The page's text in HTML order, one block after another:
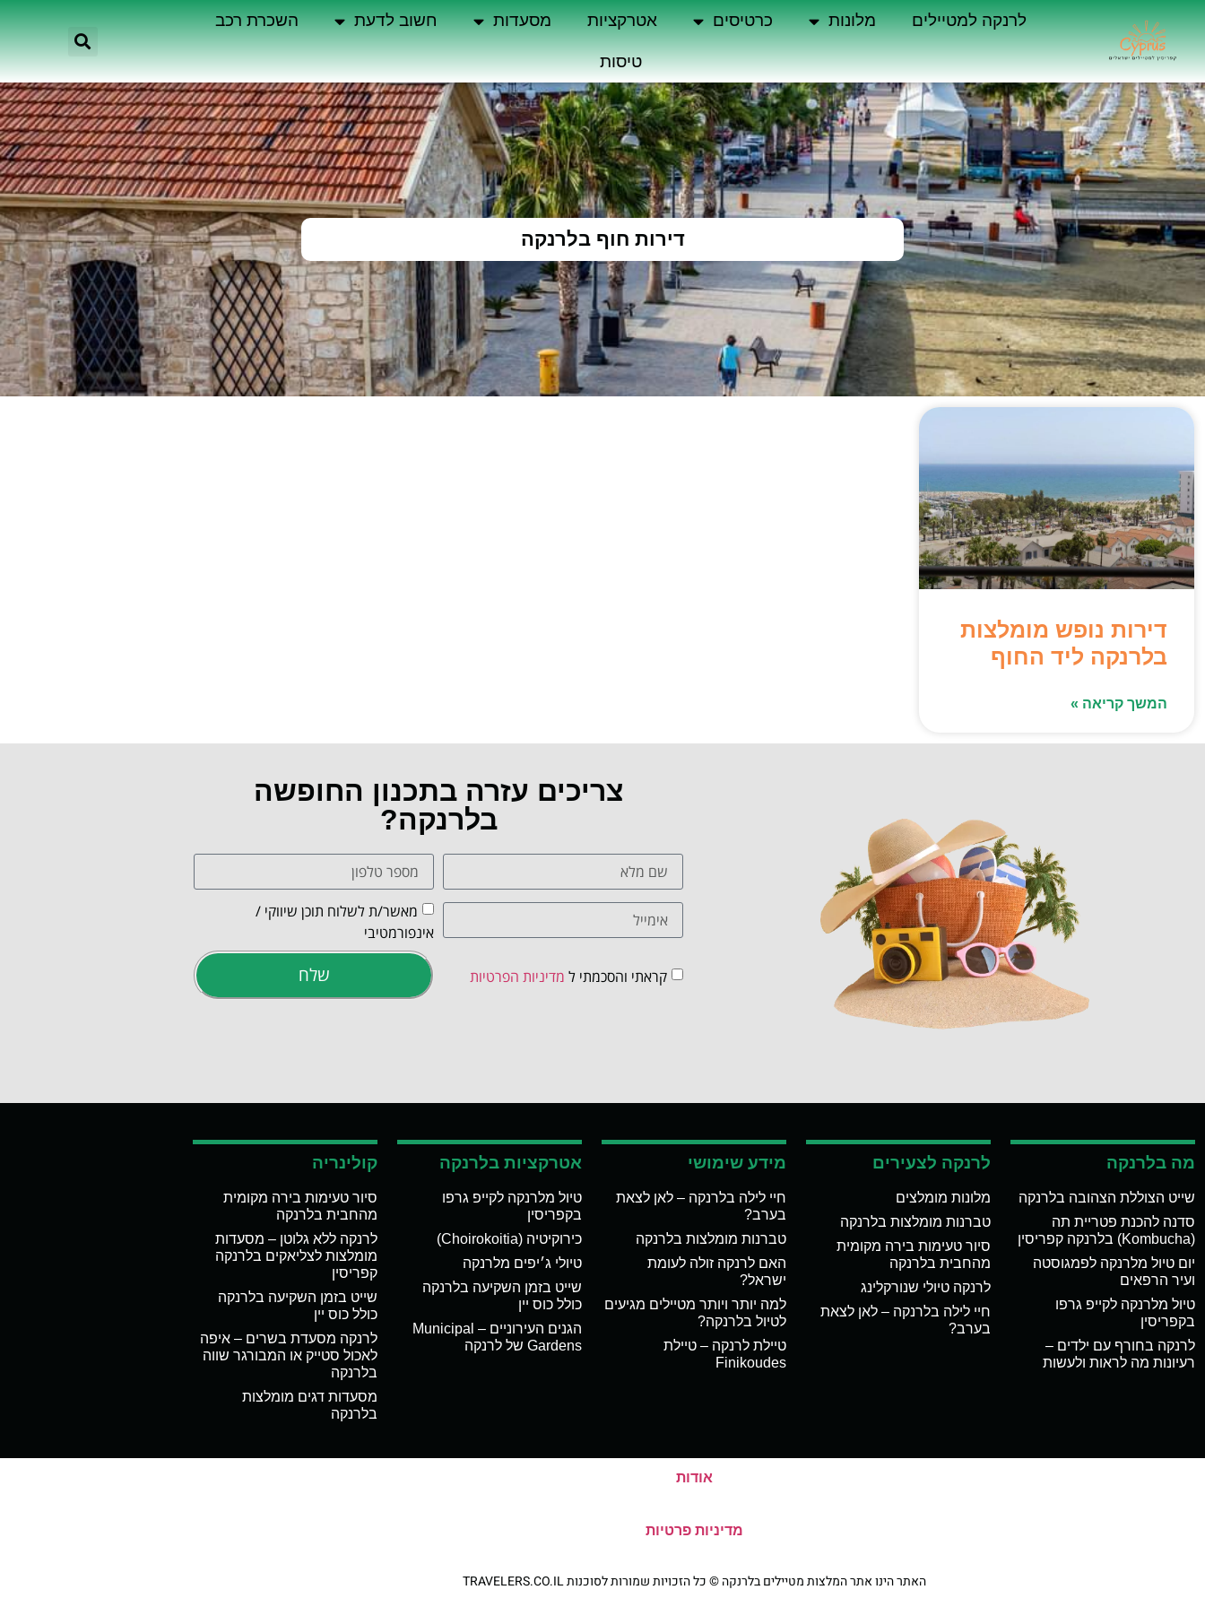
לרנקה למטיילים מלונות כרטיסים אטרקציות מסעדות חשוב לדעת השכרת רכב
טיסות
דירות חוף בלרנקה
דירות נופש מומלצות
בלרנקה ליד החוף
המשך קריאה »
צריכים עזרה בתכנון החופשה
בלרנקה?
מאשר/ת לשלוח תוכן שיווקי /
אינפורמטיבי
קראתי והסכמתי ל מדיניות הפרטיות שלח
מה בלרנקה
שייט הצוללת הצהובה בלרנקה
סדנה להכנת פטריית תה
(Kombucha) בלרנקה קפריסין
יום טיול מלרנקה לפמגוסטה
ועיר הרפאים
טיול מלרנקה לקייפ גרפו
בקפריסין
לרנקה בחורף עם ילדים –
רעיונות מה לראות ולעשות
לרנקה לצעירים
מלונות מומלצים
טברנות מומלצות בלרנקה
סיור טעימות בירה מקומית
מהחבית בלרנקה
לרנקה טיולי שנורקלינג
חיי לילה בלרנקה – לאן לצאת
בערב?
מידע שימושי
חיי לילה בלרנקה – לאן לצאת
בערב?
טברנות מומלצות בלרנקה
האם לרנקה זולה לעומת
ישראל?
למה יותר ויותר מטיילים מגיעים
לטיול בלרנקה?
טיילת לרנקה – טיילת
Finikoudes
אטרקציות בלרנקה
טיול מלרנקה לקייפ גרפו
בקפריסין
כירוקיטיה (Choirokoitia)
טיולי ג׳יפים מלרנקה
שייט בזמן השקיעה בלרנקה
כולל כוס יין
הגנים העירוניים – Municipal
Gardens של לרנקה
קולינריה
סיור טעימות בירה מקומית
מהחבית בלרנקה
לרנקה ללא גלוטן – מסעדות
מומלצות לצליאקים בלרנקה
קפריסין
שייט בזמן השקיעה בלרנקה
כולל כוס יין
לרנקה מסעדת בשרים – איפה
לאכול סטייק או המבורגר שווה
בלרנקה
מסעדות דגים מומלצות
בלרנקה
אודות
מדיניות פרטיות
האתר הינו אתר המלצות מטיילים בלרנקה © כל הזכויות שמורות לסוכנות TRAVELERS.CO.IL